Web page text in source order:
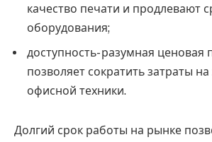
качество печати и продлевают
оборудования;
доступность- разумная ценовая
позволяет сократить затраты
офисной техники.
Долгий срок работы на рынке